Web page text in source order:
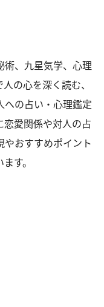
術、九星気学、心理
の心を深く読む、
への占い・心理鑑定
恋愛関係や対人の占
やおすすめポイント
す。